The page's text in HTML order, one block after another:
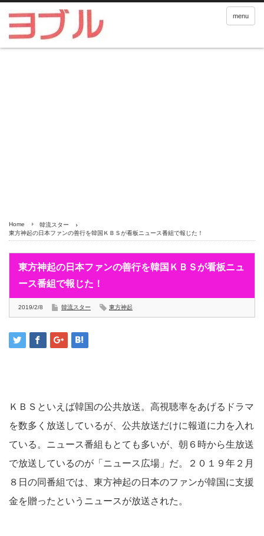
menu
Home
韓流スター
東方神起の日本ファンの善行を韓国ＫＢＳが看板ニュース番組で報じた！
東方神起の日本ファンの善行を韓国ＫＢＳが看板ニュ
ース番組で報じた！
2019/2/8 韓流スター 東方神起
ＫＢＳといえば韓国の公共放送。高視聴率をあげるドラマ
を数多く放送しているが、公共放送だけに報道に力を入れ
ている。ニュース番組もとても多いが、朝６時から生放送
で放送しているのが「ニュース広場」だ。２０１９年２月
８日の同番組では、東方神起の日本のファンが韓国に支援
金を贈ったというニュースが放送された。